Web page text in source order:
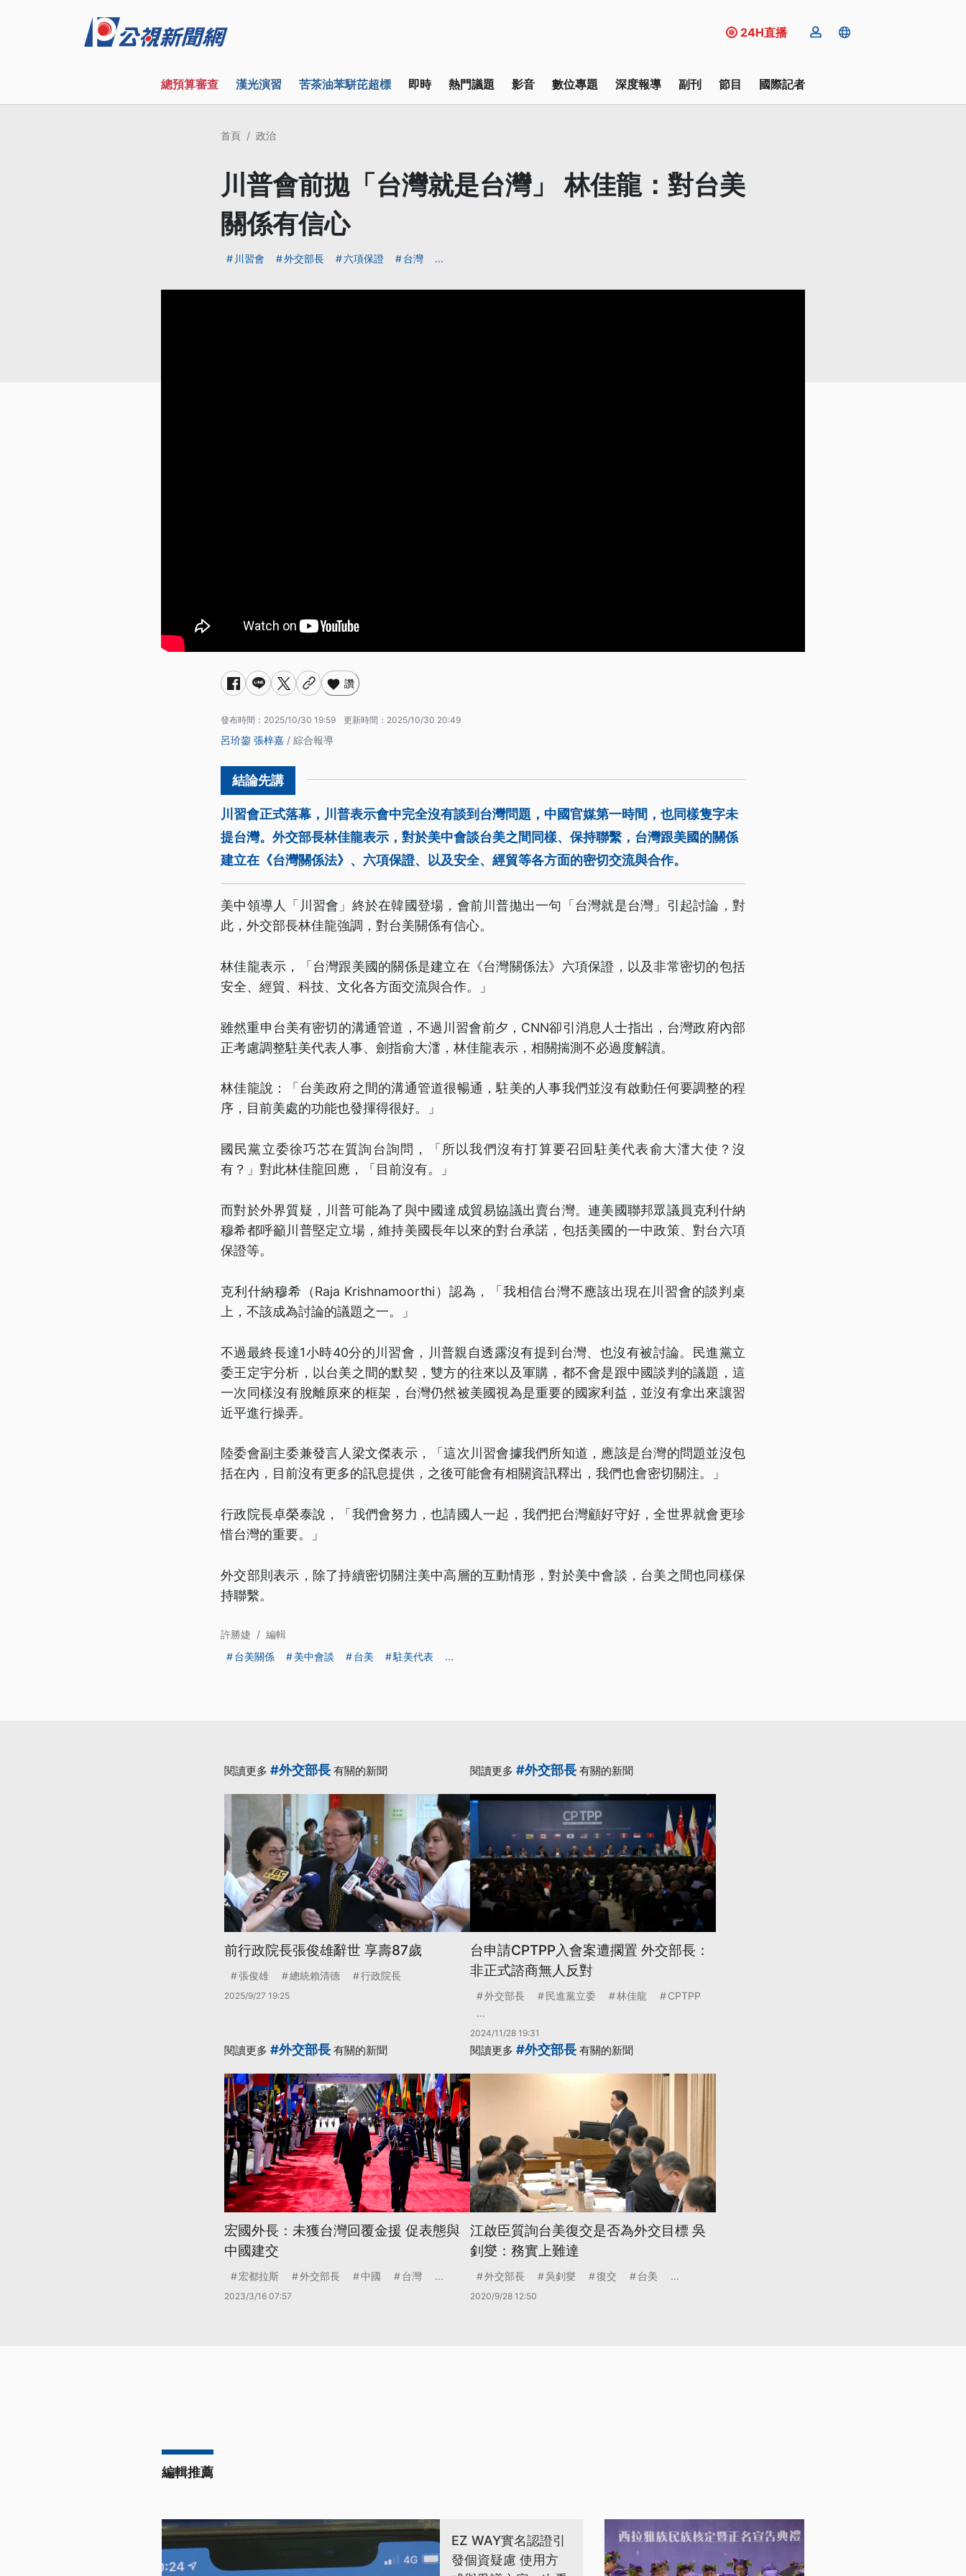
24H直播
總預算審查 漢光演習 苦茶油苯駢芘超標 即時 熱門議題 影音 數位專題 深度報導 副刊 節目 國際記者
首頁 政治
川普會前拋「台灣就是台灣」 林佳龍：對台美
關係有信心
川習會 外交部長 六項保證 台灣 ...
讚
發布時間： 2025/10/30 19:59 更新時間： 2025/10/30 20:49
呂玠鋆 張梓嘉 / 綜合報導
川習會正式落幕，川普表示會中完全沒有談到台灣問題，中國官媒第一時間，也同樣隻字未
提台灣。外交部長林佳龍表示，對於美中會談台美之間同樣、保持聯繫，台灣跟美國的關係
建立在《台灣關係法》、六項保證、以及安全、經貿等各方面的密切交流與合作。
美中領導人「川習會」終於在韓國登場，會前川普拋出一句「台灣就是台灣」引起討論，對
此，外交部長林佳龍強調，對台美關係有信心。
林佳龍表示，「台灣跟美國的關係是建立在《台灣關係法》六項保證，以及非常密切的包括
安全、經貿、科技、文化各方面交流與合作。」
雖然重申台美有密切的溝通管道，不過川習會前夕，CNN卻引消息人士指出，台灣政府內部
正考慮調整駐美代表人事、劍指俞大㵢，林佳龍表示，相關揣測不必過度解讀。
林佳龍說：「台美政府之間的溝通管道很暢通，駐美的人事我們並沒有啟動任何要調整的程
序，目前美處的功能也發揮得很好。」
國民黨立委徐巧芯在質詢台詢問，「所以我們沒有打算要召回駐美代表俞大㵢大使？沒
有？」對此林佳龍回應，「目前沒有。」
而對於外界質疑，川普可能為了與中國達成貿易協議出賣台灣。連美國聯邦眾議員克利什納
穆希都呼籲川普堅定立場，維持美國長年以來的對台承諾，包括美國的一中政策、對台六項
保證等。
克利什納穆希（Raja Krishnamoorthi）認為，「我相信台灣不應該出現在川習會的談判桌
上，不該成為討論的議題之一。」
不過最終長達1小時40分的川習會，川普親自透露沒有提到台灣、也沒有被討論。民進黨立
委王定宇分析，以台美之間的默契，雙方的往來以及軍購，都不會是跟中國談判的議題，這
一次同樣沒有脫離原來的框架，台灣仍然被美國視為是重要的國家利益，並沒有拿出來讓習
近平進行操弄。
陸委會副主委兼發言人梁文傑表示，「這次川習會據我們所知道，應該是台灣的問題並沒包
括在內，目前沒有更多的訊息提供，之後可能會有相關資訊釋出，我們也會密切關注。」
行政院長卓榮泰說，「我們會努力，也請國人一起，我們把台灣顧好守好，全世界就會更珍
惜台灣的重要。」
外交部則表示，除了持續密切關注美中高層的互動情形，對於美中會談，台美之間也同樣保
持聯繫。
許勝婕 / 編輯
台美關係
美中會談 台美 駐美代表 ...
閱讀更多 #外交部長 有關的新聞
前行政院長張俊雄辭世 享壽87歲
張俊雄 總統賴清德 行政院長
2025/9/27 19:25
閱讀更多 #外交部長 有關的新聞
台申請CPTPP入會案遭擱置 外交部長：
非正式諮商無人反對
外交部長 民進黨立委 林佳龍
CPTPP
...
2024/11/28 19:31
閱讀更多 #外交部長 有關的新聞
宏國外長：未獲台灣回覆金援 促表態與
中國建交
宏都拉斯 外交部長 中國 台灣 ...
2023/3/16 07:57
閱讀更多 #外交部長 有關的新聞
江啟臣質詢台美復交是否為外交目標 吳
釗燮：務實上難達
外交部長 吳釗燮 復交 台美 ...
2020/9/28 12:50
編輯推薦
EZ WAY實名認證引
發個資疑慮 使用方